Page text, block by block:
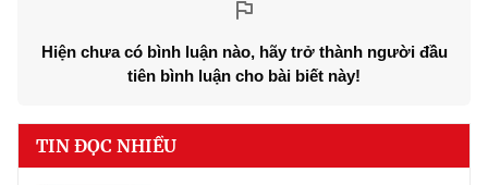
Hiện chưa có bình luận nào, hãy trở thành người đầu
tiên bình luận cho bài biết này!
TIN ĐỌC NHIỀU